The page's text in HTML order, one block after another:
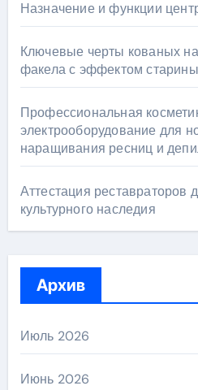
Назначение и функции
Ключевые черты кованых
факела с эффектом старины
Профессиональная
электрооборудование для
наращивания ресниц и
Аттестация реставраторов
культурного наследия
Архив
Июль 2026
Июнь 2026